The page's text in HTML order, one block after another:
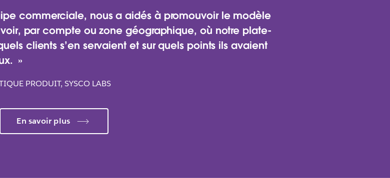
dans ses 460 magasins
Découvrez comment cette chaîne de supermarchés utilise Tableau
quotidienne des opérations et de l’expérience client.
REGARDER LA VIDÉO
commerciale, nous a aidés à promouvoir le modèle
par compte ou zone géographique, où notre plate-
clients s’en servaient et sur quels points ils avaient
PRODUIT, SYSCO LABS
En savoir plus